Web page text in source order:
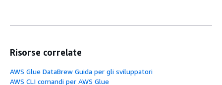
Risorse correlate
AWS Glue DataBrew Guida per gli sviluppatori
AWS CLI comandi per AWS Glue